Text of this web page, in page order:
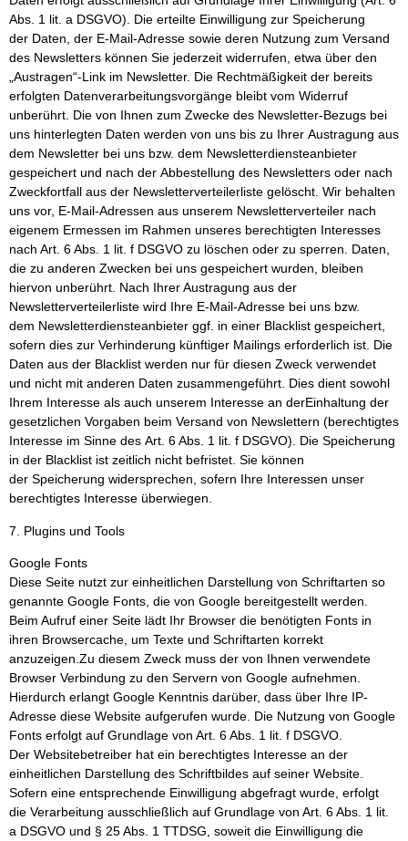
Abs. 1 lit. a DSGVO). Die erteilte Einwilligung zur Speicherung
der Daten, der E-Mail-Adresse sowie deren Nutzung zum Versand
des Newsletters können Sie jederzeit widerrufen, etwa über den
„Austragen“-Link im Newsletter. Die Rechtmäßigkeit der bereits
erfolgten Datenverarbeitungsvorgänge bleibt vom Widerruf
unberührt. Die von Ihnen zum Zwecke des Newsletter-Bezugs bei
uns hinterlegten Daten werden von uns bis zu Ihrer Austragung aus
dem Newsletter bei uns bzw. dem Newsletterdiensteanbieter
gespeichert und nach der Abbestellung des Newsletters oder nach
Zweckfortfall aus der Newsletterverteilerliste gelöscht. Wir behalten
uns vor, E-Mail-Adressen aus unserem Newsletterverteiler nach
eigenem Ermessen im Rahmen unseres berechtigten Interesses
nach Art. 6 Abs. 1 lit. f DSGVO zu löschen oder zu sperren. Daten,
die zu anderen Zwecken bei uns gespeichert wurden, bleiben
hiervon unberührt. Nach Ihrer Austragung aus der
Newsletterverteilerliste wird Ihre E-Mail-Adresse bei uns bzw.
dem Newsletterdiensteanbieter ggf. in einer Blacklist gespeichert,
sofern dies zur Verhinderung künftiger Mailings erforderlich ist. Die
Daten aus der Blacklist werden nur für diesen Zweck verwendet
und nicht mit anderen Daten zusammengeführt. Dies dient sowohl
Ihrem Interesse als auch unserem Interesse an derEinhaltung der
gesetzlichen Vorgaben beim Versand von Newslettern (berechtigtes
Interesse im Sinne des Art. 6 Abs. 1 lit. f DSGVO). Die Speicherung
in der Blacklist ist zeitlich nicht befristet. Sie können
der Speicherung widersprechen, sofern Ihre Interessen unser
berechtigtes Interesse überwiegen.
7. Plugins und Tools
Google Fonts
Diese Seite nutzt zur einheitlichen Darstellung von Schriftarten so
genannte Google Fonts, die von Google bereitgestellt werden.
Beim Aufruf einer Seite lädt Ihr Browser die benötigten Fonts in
ihren Browsercache, um Texte und Schriftarten korrekt
anzuzeigen.Zu diesem Zweck muss der von Ihnen verwendete
Browser Verbindung zu den Servern von Google aufnehmen.
Hierdurch erlangt Google Kenntnis darüber, dass über Ihre IP-
Adresse diese Website aufgerufen wurde. Die Nutzung von Google
Fonts erfolgt auf Grundlage von Art. 6 Abs. 1 lit. f DSGVO.
Der Websitebetreiber hat ein berechtigtes Interesse an der
einheitlichen Darstellung des Schriftbildes auf seiner Website.
Sofern eine entsprechende Einwilligung abgefragt wurde, erfolgt
die Verarbeitung ausschließlich auf Grundlage von Art. 6 Abs. 1 lit.
a DSGVO und § 25 Abs. 1 TTDSG, soweit die Einwilligung die